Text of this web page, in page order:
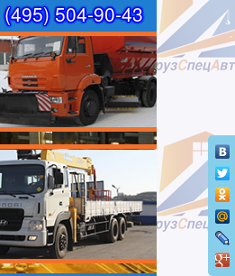
(495) 504-90-43